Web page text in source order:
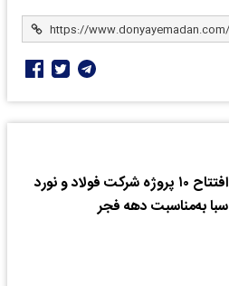
افتتاح ۱۰ پروژه شرکت فولاد و نورد
سبا به‌مناسبت دهه فجر